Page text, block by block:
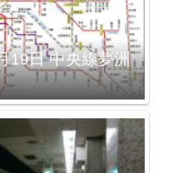
19日 中央線夢洲